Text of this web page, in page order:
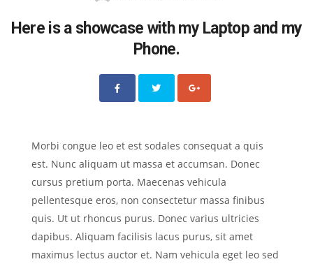
Here is a showcase with my Laptop and my
Phone.
Morbi congue leo et est sodales consequat a quis
est. Nunc aliquam ut massa et accumsan. Donec
cursus pretium porta. Maecenas vehicula
pellentesque eros, non consectetur massa finibus
quis. Ut ut rhoncus purus. Donec varius ultricies
dapibus. Aliquam facilisis lacus purus, sit amet
maximus lectus auctor et. Nam vehicula eget leo sed